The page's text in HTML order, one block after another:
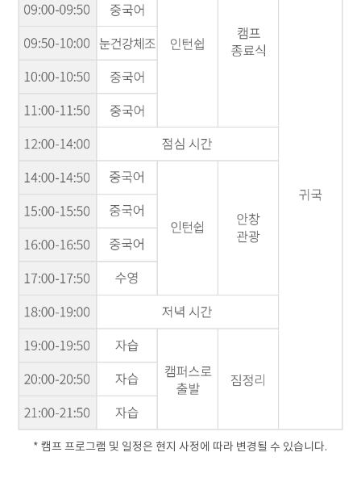
* 캠프 프로그램 및 일정은 현지 사정에 따라 변경될 수 있습니다.